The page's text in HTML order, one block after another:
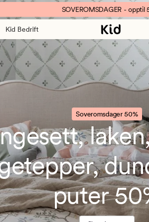
SOVEROMSDAGER - opptil
Kid Bedrift
Soveromsdager 50%
puter